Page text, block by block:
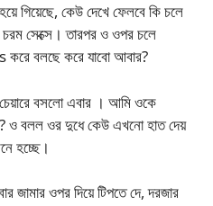
গিয়েছে, কেউ দেখে ফেলবে কি চলে
সেক্সে। তারপর ও ওপর চলে
বলছে করে যাবো আবার?
বসলো এবার । আমি ওকে
বলল ওর দুধে কেউ এখনো হাত দেয়
হচ্ছে।
ওপর দিয়ে টিপতে দে, দরজার